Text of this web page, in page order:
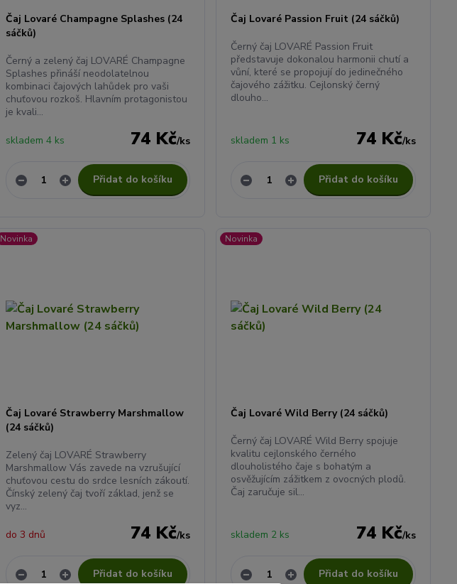
Čaj Lovaré Champagne Splashes (24
sáčků)
Černý a zelený čaj LOVARÉ Champagne
Splashes přináší neodolatelnou
kombinaci čajových lahůdek pro vaši
chuťovou rozkoš. Hlavním protagonistou
je kvali...
74 Kč/ks
skladem 4 ks
Přidat do košíku
Čaj Lovaré Passion Fruit (24 sáčků)
Černý čaj LOVARÉ Passion Fruit
představuje dokonalou harmonii chutí a
vůní, které se propojují do jedinečného
čajového zážitku. Cejlonský černý
dlouho...
74 Kč/ks
skladem 1 ks
Přidat do košíku
Novinka
Čaj Lovaré Strawberry Marshmallow
(24 sáčků)
Zelený čaj LOVARÉ Strawberry
Marshmallow Vás zavede na vzrušující
chuťovou cestu do srdce lesních zákoutí.
Čínský zelený čaj tvoří základ, jenž se
vyz...
74 Kč/ks
do 3 dnů
Přidat do košíku
Novinka
Čaj Lovaré Wild Berry (24 sáčků)
Černý čaj LOVARÉ Wild Berry spojuje
kvalitu cejlonského černého
dlouholistého čaje s bohatým a
osvěžujícím zážitkem z ovocných plodů.
Čaj zaručuje sil...
74 Kč/ks
skladem 2 ks
Přidat do košíku